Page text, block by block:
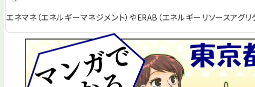
エネマネ（エネルギーマネジメント）やERAB（エネルギーリソースア